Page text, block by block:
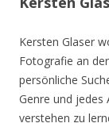
Kersten Glaser
Fotografie an
persönliche
Genre und
verstehen zu